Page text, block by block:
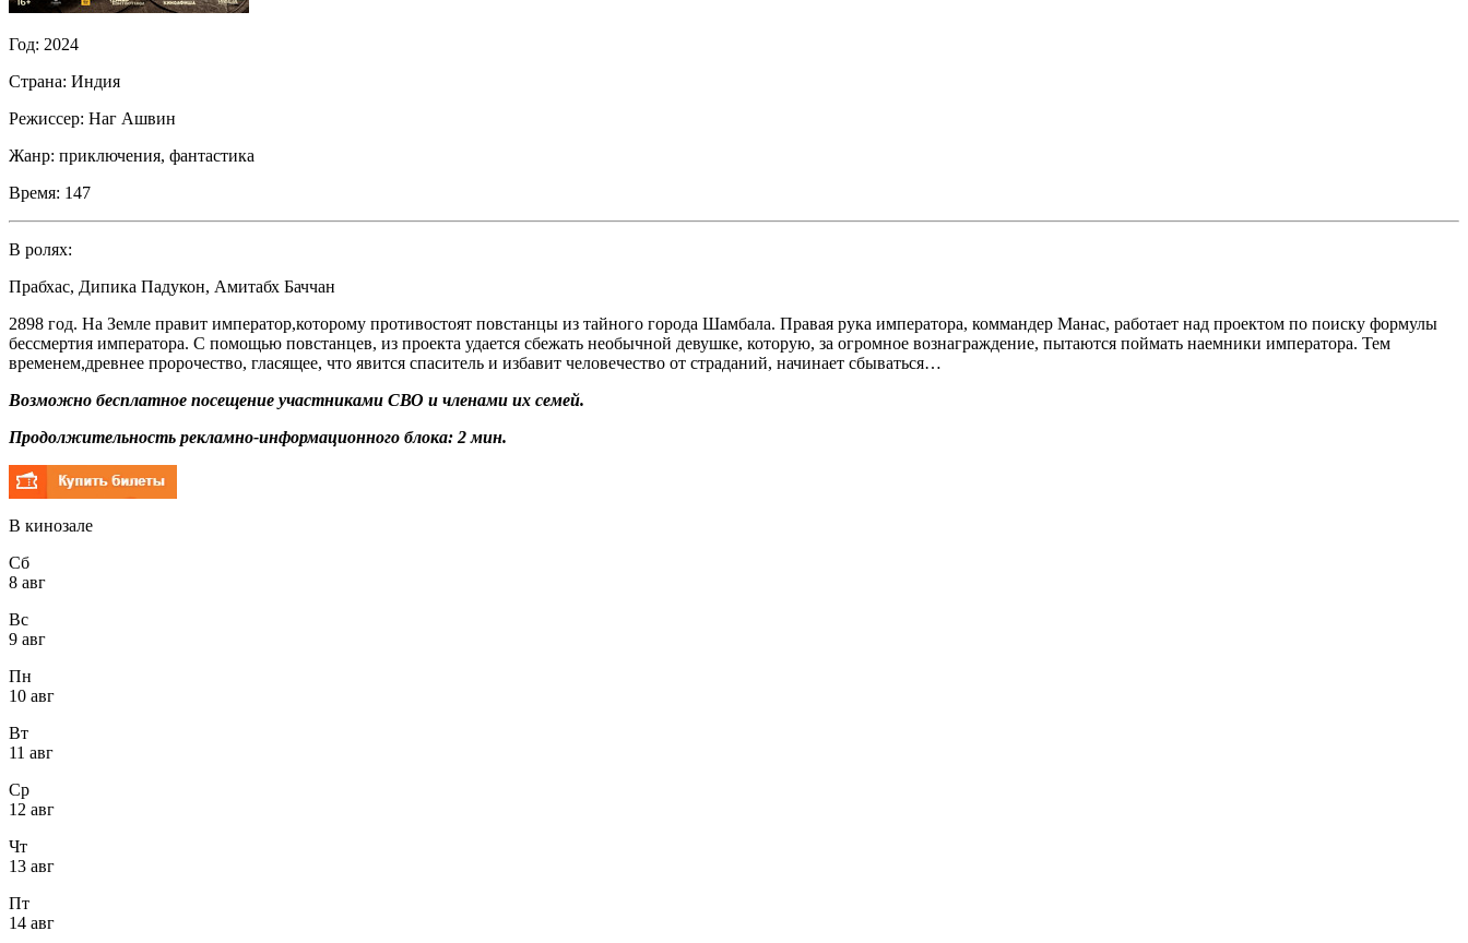
Год: 2024
Страна: Индия
Режиссер: Наг Ашвин
Жанр: приключения, фантастика
Время: 147
В ролях:
Прабхас, Дипика Падукон, Амитабх Баччан
2898 год. На Земле правит император,которому противостоят повстанцы из тайного города Шамбала. Правая рука императора, коммандер Манас, работает над проектом по поиску формулы
бессмертия императора. С помощью повстанцев, из проекта удается сбежать необычной девушке, которую, за огромное вознаграждение, пытаются поймать наемники императора. Тем
временем,древнее пророчество, гласящее, что явится спаситель и избавит человечество от страданий, начинает сбываться…
Возможно бесплатное посещение участниками СВО и членами их семей.
Продолжительность рекламно-информационного блока: 2 мин.
В кинозале
Сб
8 авг
Вс
9 авг
Пн
10 авг
Вт
11 авг
Ср
12 авг
Чт
13 авг
Пт
14 авг